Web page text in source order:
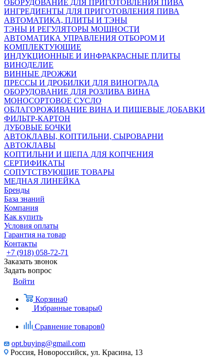
ОБОРУДОВАНИЕ ДЛЯ ПРИГОТОВЛЕНИЯ ПИВА
ИНГPЕДИЕНТЫ ДЛЯ ПРИГОТОВЛЕНИЯ ПИВА
АВТОМАТИКА, ПЛИТЫ И ТЭНЫ
ТЭНЫ И РЕГУЛЯТОРЫ МОЩНОСТИ
АВТОМАТИКА УПРАВЛЕНИЯ ОТБОРОМ И
КОМПЛЕКТУЮЩИЕ
ИНДУКЦИОННЫЕ И ИНФРАКРАСНЫЕ ПЛИТЫ
ВИНОДЕЛИЕ
ВИННЫЕ ДРОЖЖИ
ПРЕССЫ И ДРОБИЛКИ ДЛЯ ВИНОГРАДА
ОБОРУДОВАНИЕ ДЛЯ РОЗЛИВА ВИНА
МОНОСОРТОВОЕ СУСЛО
ОБЛАГОРОЖИВАНИЕ ВИНА И ПИЩЕВЫЕ ДОБАВКИ
ФИЛЬТР-КАРТОН
ДУБОВЫЕ БОЧКИ
АВТОКЛАВЫ, КОПТИЛЬНИ, СЫРОВАРНИ
АВТОКЛАВЫ
КОПТИЛЬНИ И ЩЕПА ДЛЯ КОПЧЕНИЯ
СЕРТИФИКАТЫ
СОПУТСТВУЮЩИЕ ТОВАРЫ
МЕДНАЯ ЛИНЕЙКА
Бренды
База знаний
Компания
Как купить
Условия оплаты
Гарантия на товар
Контакты
+7 (918) 058-72-71
Заказать звонок
Задать вопрос
Войти
Корзина0
Избранные товары0
Сравнение товаров0
opt.buying@gmail.com
Россия, Новороссийск, ул. Красина, 13